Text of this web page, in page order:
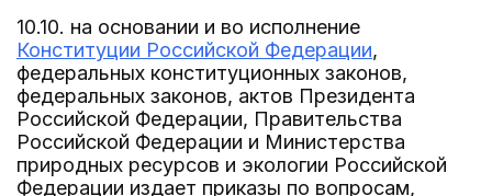
10.10. на основании и во исполнение
Конституции Российской Федерации,
федеральных конституционных законов,
федеральных законов, актов Президента
Российской Федерации, Правительства
Российской Федерации и Министерства
природных ресурсов и экологии Российской
Федерации издает приказы по вопросам,